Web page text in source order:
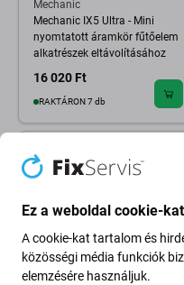
Mechanic
Mechanic IX5 Ultra - Mini
nyomtatott áramkör fűtőelem
alkatrészek eltávolításához
16 020 Ft
RAKTÁRON 7 db
Ez a weboldal cookie-
A cookie-kat tartalom és
közösségi média funkciók
elemzésére használjuk.